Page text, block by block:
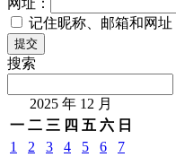
记住昵称、邮箱和网址
提交
搜索
2025 年 12 月
一 二 三 四 五 六 日
1
2 3 4 5 6
7